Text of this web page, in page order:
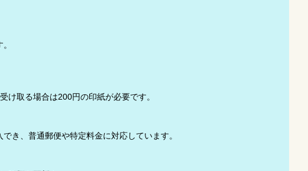
け取る場合は200円の印紙が必要です。
き、普通郵便や特定料金に対応しています。